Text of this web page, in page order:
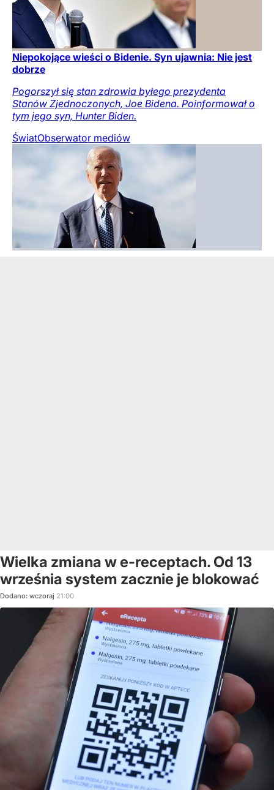
Niepokojące wieści o Bidenie. Syn ujawnia: Nie jest
dobrze
Pogorszył się stan zdrowia byłego prezydenta
Stanów Zjednoczonych, Joe Bidena. Poinformował o
tym jego syn, Hunter Biden.
ŚwiatObserwator mediów
Wielka zmiana w e-receptach. Od 13
września system zacznie je blokować
Dodano: wczoraj 21:00